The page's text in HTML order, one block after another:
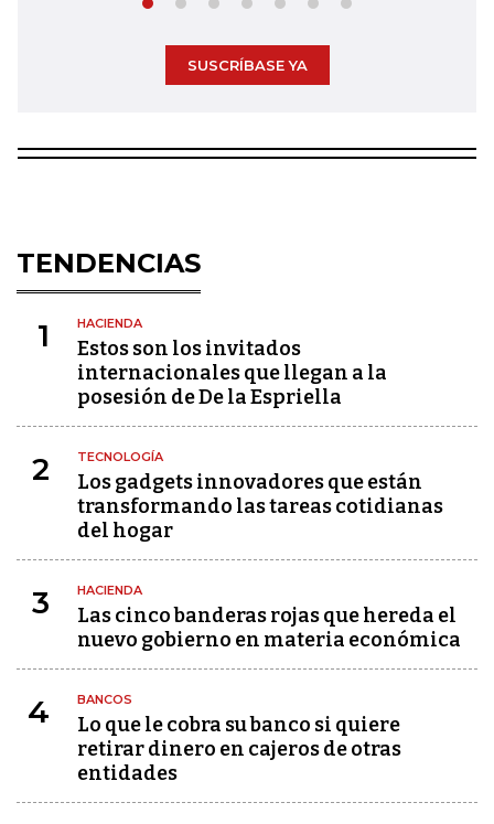
SUSCRÍBASE YA
TENDENCIAS
1 HACIENDA
Estos son los invitados
internacionales que llegan a la
posesión de De la Espriella
2 TECNOLOGÍA
Los gadgets innovadores que están
transformando las tareas cotidianas
del hogar
3 HACIENDA
Las cinco banderas rojas que hereda el
nuevo gobierno en materia económica
4 BANCOS
Lo que le cobra su banco si quiere
retirar dinero en cajeros de otras
entidades